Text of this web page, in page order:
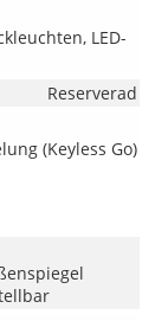
LED-
Reserverad
(Keyless Go)